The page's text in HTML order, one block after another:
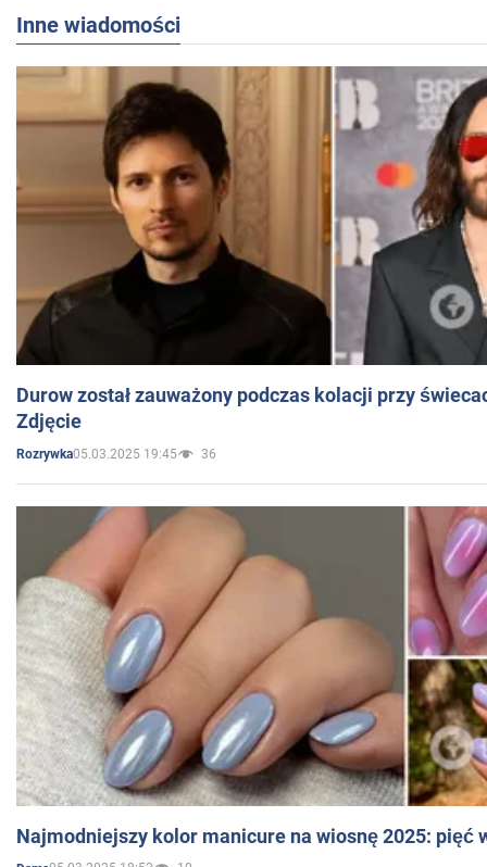
Inne wiadomości
Durow został zauważony podczas kolacji przy
Zdjęcie
Rozrywka05.03.2025 19:45 36
Najmodniejszy kolor manicure na wiosnę 2025: pięć